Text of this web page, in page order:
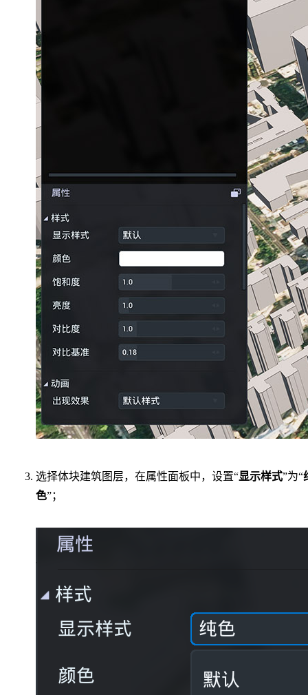
选择体块建筑图层，在属性面板中，设置“显示样式”为“
色”；